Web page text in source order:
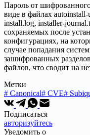
Пароль от
виде в файлах
install.log, installer-
сохраняемых после
конфигурациях, на
случае попадания
зашифрованных
файлов, что сводит на
Метки
# Canonical# CVE#
Подписаться
авторизуйтесь
Уведомить о